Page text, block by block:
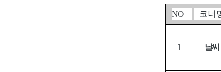
NO 코너
1 날씨